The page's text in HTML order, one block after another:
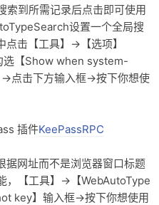
索到所需记录后点击即可使用
设置一个全局搜
击【工具】→【选项】
【Show when system-
点击下方输入框→按下你想使
插件KeePassRPC
网址而不是浏览器窗口标题
，【工具】→【WebAutoType
key】输入框→按下你想使用